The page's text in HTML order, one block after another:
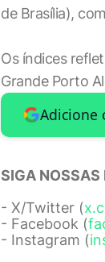
de Brasília),
Os índices
Grande Porto
Adicione
SIGA NOSSAS
- X/Twitter (
- Facebook (
- Instagram (